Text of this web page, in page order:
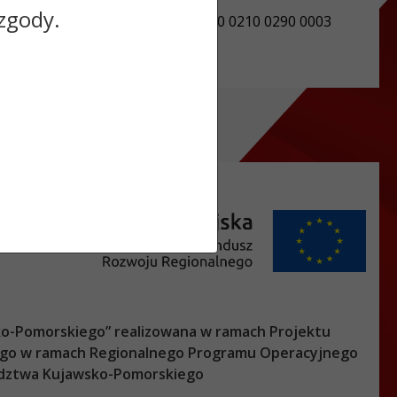
Numer konta: 34 9550 0003 2270 0210 0290 0003
Pomorskiego” realizowana w ramach Projektu
w ramach Regionalnego Programu Operacyjnego
Kujawsko-Pomorskiego